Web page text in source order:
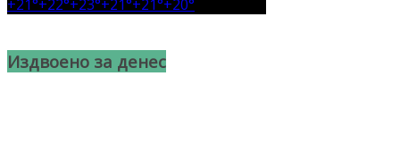
+21°+22°+23°+21°+21°+20°
Издвоено за денес